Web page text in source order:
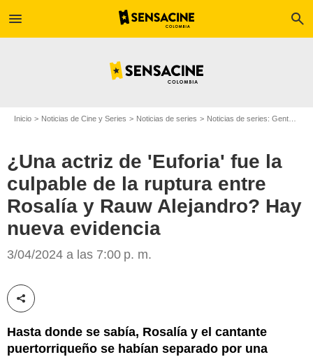
menu search
Inicio Noticias de Cine y Series Noticias de series Noticias de series: Gente
¿Una actriz de 'Euforia' fue la
culpable de la ruptura entre
Rosalía y Rauw Alejandro? Hay
nueva evidencia
3/04/2024 a las 7:00 p. m.
Compartir esta noticia
Hasta donde se sabía, Rosalía y el cantante
puertorriqueño se habían separado por una
Instagram